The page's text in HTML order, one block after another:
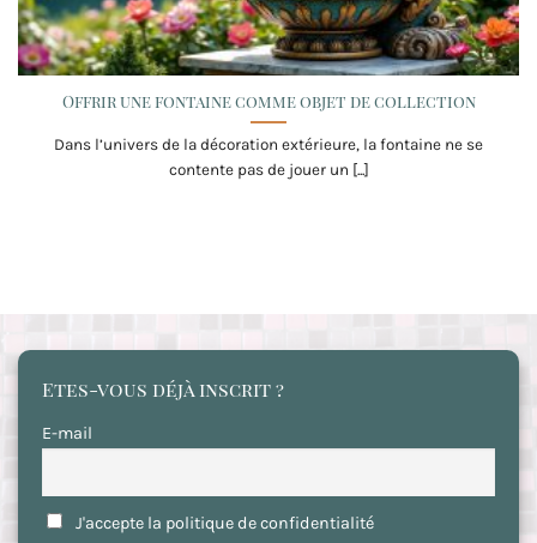
Offrir une fontaine comme objet de collection
Dans l’univers de la décoration extérieure, la fontaine ne se
contente pas de jouer un [...]
Etes-vous déjà inscrit ?
E-mail
J'accepte la politique de confidentialité